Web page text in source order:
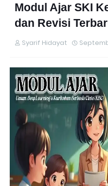
Modul Ajar SKI
dan Revisi
Syarif Hidayat